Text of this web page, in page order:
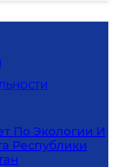
По Экологии И
Республики